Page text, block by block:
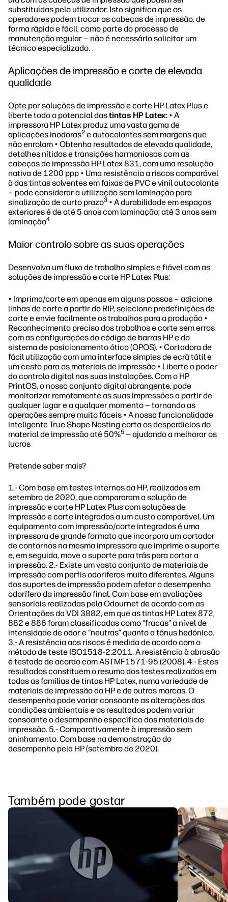
substituídas pelo utilizador. Isto significa que os
operadores podem trocar as cabeças de impressão, de
forma rápida e fácil, como parte do processo de
manutenção regular — não é necessário solicitar um
técnico especializado.
Aplicações de impressão e corte de elevada
qualidade
Opte por soluções de impressão e corte HP Latex Plus e
liberte todo o potencial dastintas HP Latex: • A
impressora HP Latex produz uma vasta gama de
aplicações inodoras2 e autocolantes sem margens que
não enrolam • Obtenha resultados de elevada qualidade,
detalhes nítidos e transições harmoniosas com as
cabeças de impressão HP Latex 831, com uma resolução
nativa de 1200 ppp • Uma resistência a riscos comparável
à das tintas solventes em faixas de PVC e vinil autocolante
– pode considerar a utilização sem laminação para
sinalização de curto prazo3 • A durabilidade em espaços
exteriores é de até 5 anos com laminação; até 3 anos sem
laminação4
Maior controlo sobre as suas operações
Desenvolva um fluxo de trabalho simples e fiável com as
soluções de impressão e corte HP Latex Plus:
• Imprima/corte em apenas em alguns passos – adicione
linhas de corte a partir do RIP, selecione predefinições de
corte e envie facilmente os trabalhos para a produção •
Reconhecimento preciso dos trabalhos e corte sem erros
com as configurações do código de barras HP e do
sistema de posicionamento ótico (OPOS). • Cortadora de
fácil utilização com uma interface simples de ecrã tátil e
um cesto para os materiais de impressão • Liberte o poder
do controlo digital nas suas instalações. Com o HP
PrintOS, o nosso conjunto digital abrangente, pode
monitorizar remotamente as suas impressões a partir de
qualquer lugar e a qualquer momento — tornando as
operações sempre muito fáceis • A nossa funcionalidade
inteligente True Shape Nesting corta os desperdícios do
material de impressão até 50%5 — ajudando a melhorar os
lucros
Pretende saber mais?
1.- Com base em testes internos da HP, realizados em
setembro de 2020, que compararam a solução de
impressão e corte HP Latex Plus com soluções de
impressão e corte integrados a um custo comparável. Um
equipamento com impressão/corte integrados é uma
impressora de grande formato que incorpora um cortador
de contornos na mesma impressora que imprime o suporte
e, em seguida, move o suporte para trás para cortar a
impressão. 2.- Existe um vasto conjunto de materiais de
impressão com perfis odoríferos muito diferentes. Alguns
dos suportes de impressão podem afetar o desempenho
odorífero da impressão final. Com base em avaliações
sensoriais realizadas pela Odournet de acordo com as
Orientações da VDI 3882, em que as tintas HP Latex 872,
882 e 886 foram classificadas como “fracas” a nível de
intensidade de odor e “neutras” quanto a tónus hedónico.
3.- A resistência aos riscos é medida de acordo com o
método de teste ISO1518-2:2011. A resistência à abrasão
é testada de acordo com ASTMF1571-95 (2008). 4.- Estes
resultados constituem o resumo dos testes realizados em
todas as famílias de tintas HP Latex, numa variedade de
materiais de impressão da HP e de outras marcas. O
desempenho pode variar consoante as alterações das
condições ambientais e os resultados podem variar
consoante o desempenho específico dos materiais de
impressão. 5.- Comparativamente à impressão sem
aninhamento. Com base na demonstração do
desempenho pela HP (setembro de 2020).
Também pode gostar